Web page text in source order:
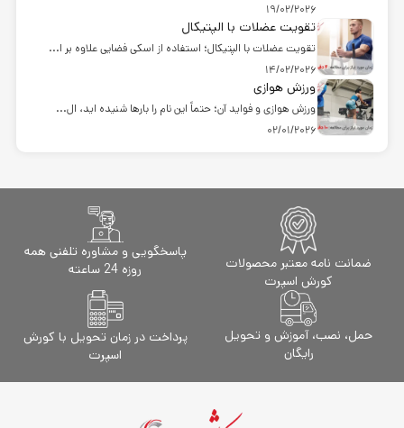
19/02/2026
تقویت عضلات با الپتیکال
تقویت عضلات با الپتیکال؛ استفاده از اسکی فضایی علاوه بر ا...
14/02/2026
ورزش هوازی
ورزش هوازی و فواید آن؛ حتماً این نام را بارها شنیده اید، ال...
02/01/2026
ضمانت نامه معتبر محصولات
کورش اسپرت
پاسخگویی و مشاوره تلفنی همه
روزه 24 ساعته
حمل، نصب، آموزش و تحویل
رایگان
پرداخت در زمان تحویل با کورش
اسپرت